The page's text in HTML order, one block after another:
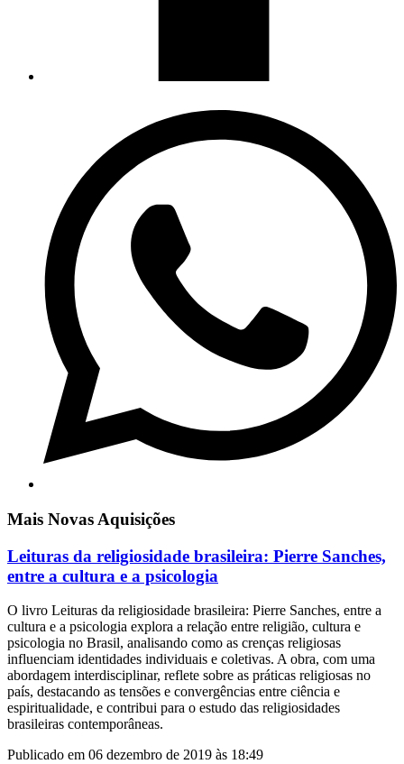
Mais Novas Aquisições
Leituras da religiosidade brasileira: Pierre Sanches,
entre a cultura e a psicologia
O livro Leituras da religiosidade brasileira: Pierre Sanches, entre a
cultura e a psicologia explora a relação entre religião, cultura e
psicologia no Brasil, analisando como as crenças religiosas
influenciam identidades individuais e coletivas. A obra, com uma
abordagem interdisciplinar, reflete sobre as práticas religiosas no
país, destacando as tensões e convergências entre ciência e
espiritualidade, e contribui para o estudo das religiosidades
brasileiras contemporâneas.
Publicado em 06 dezembro de 2019 às 18:49